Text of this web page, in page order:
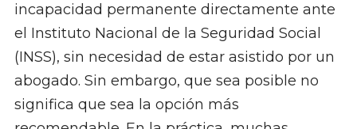
incapacidad permanente directamente ante
el Instituto Nacional de la Seguridad Social
(INSS), sin necesidad de estar asistido por un
abogado. Sin embargo, que sea posible no
significa que sea la opción más